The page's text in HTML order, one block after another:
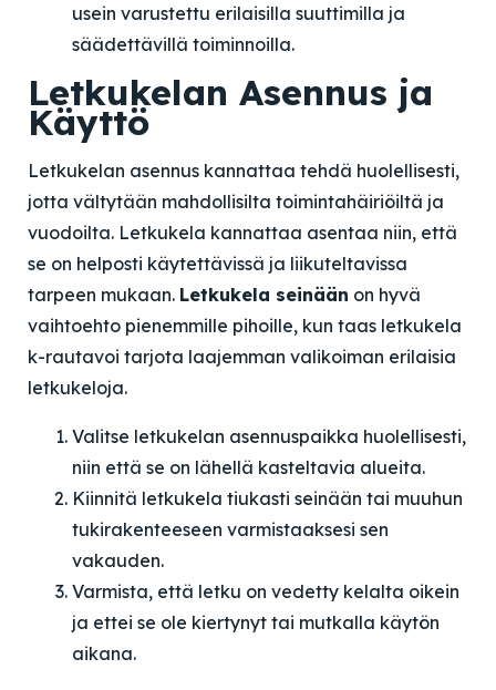
usein varustettu erilaisilla suuttimilla ja
säädettävillä toiminnoilla.
Letkukelan Asennus ja
Käyttö
Letkukelan asennus kannattaa tehdä huolellisesti,
jotta vältytään mahdollisilta toimintahäiriöiltä ja
vuodoilta. Letkukela kannattaa asentaa niin, että
se on helposti käytettävissä ja liikuteltavissa
tarpeen mukaan. Letkukela seinään on hyvä
vaihtoehto pienemmille pihoille, kun taas letkukela
k-rautavoi tarjota laajemman valikoiman erilaisia
letkukeloja.
Valitse letkukelan asennuspaikka huolellisesti,
niin että se on lähellä kasteltavia alueita.
Kiinnitä letkukela tiukasti seinään tai muuhun
tukirakenteeseen varmistaaksesi sen
vakauden.
Varmista, että letku on vedetty kelalta oikein
ja ettei se ole kiertynyt tai mutkalla käytön
aikana.